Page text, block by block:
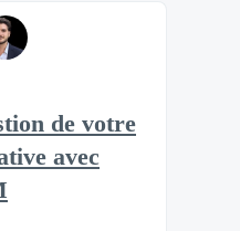
de votre
avec